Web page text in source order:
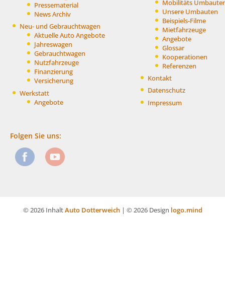
Pressematerial
News Archiv
Neu- und Gebrauchtwagen
Aktuelle Auto Angebote
Jahreswagen
Gebrauchtwagen
Nutzfahrzeuge
Finanzierung
Versicherung
Werkstatt
Angebote
Mobilitäts
Unsere Umbauten
Beispiels-Filme
Mietfahrzeuge
Angebote
Glossar
Kooperationen
Referenzen
Kontakt
Datenschutz
Impressum
Folgen Sie uns:
© 2026 InhaltAuto Dotterweich| © 2026 Design logo.mind